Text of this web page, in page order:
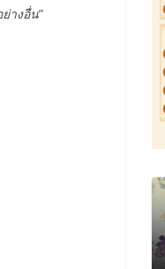
างอื่น”